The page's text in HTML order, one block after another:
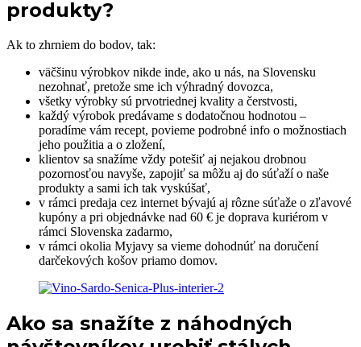
produkty?
Ak to zhrniem do bodov, tak:
väčšinu výrobkov nikde inde, ako u nás, na Slovensku
nezohnať, pretože sme ich výhradný dovozca,
všetky výrobky sú prvotriednej kvality a čerstvosti,
každý výrobok predávame s dodatočnou hodnotou –
poradíme vám recept, povieme podrobné info o možnostiach
jeho použitia a o zložení,
klientov sa snažíme vždy potešiť aj nejakou drobnou
pozornosťou navyše, zapojiť sa môžu aj do súťaží o naše
produkty a sami ich tak vyskúšať,
v rámci predaja cez internet bývajú aj rôzne súťaže o zľavové
kupóny a pri objednávke nad 60 € je doprava kuriérom v
rámci Slovenska zadarmo,
v rámci okolia Myjavy sa vieme dohodnúť na doručení
darčekových košov priamo domov.
Ako sa snažíte z náhodných